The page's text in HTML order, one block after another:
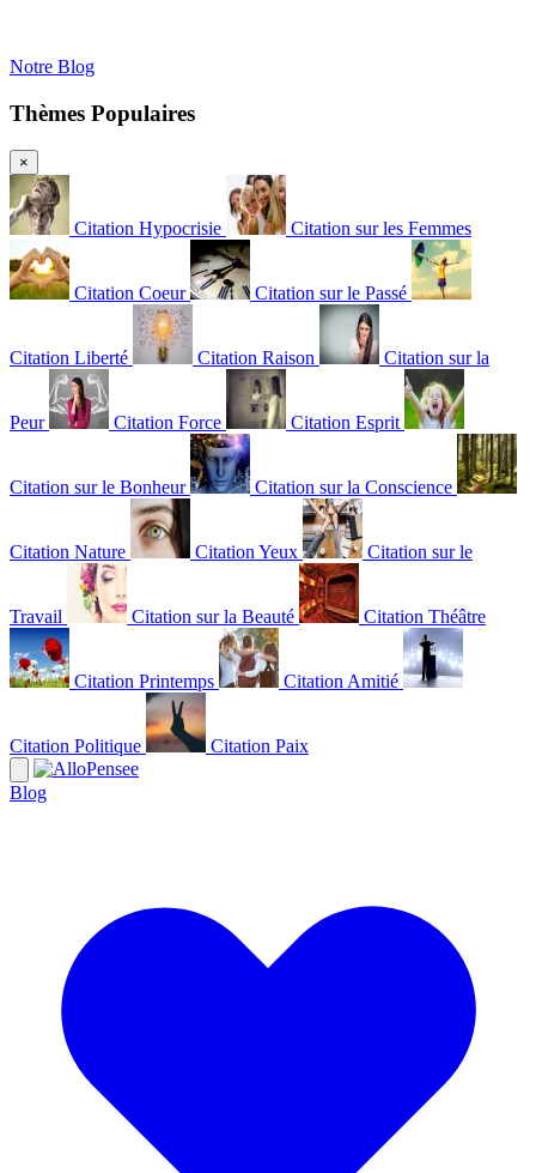
Notre Blog
Thèmes Populaires
×
Citation Hypocrisie Citation sur les Femmes
Citation Coeur Citation sur le Passé
Citation Liberté Citation Raison Citation sur la
Peur Citation Force Citation Esprit
Citation sur le Bonheur Citation sur la Conscience
Citation Nature Citation Yeux Citation sur le
Travail Citation sur la Beauté Citation Théâtre
Citation Printemps Citation Amitié
Citation Politique Citation Paix
Blog